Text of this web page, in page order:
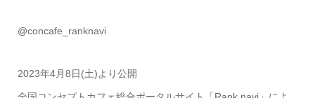
@concafe_ranknavi
2023年4月8日(土)より公開